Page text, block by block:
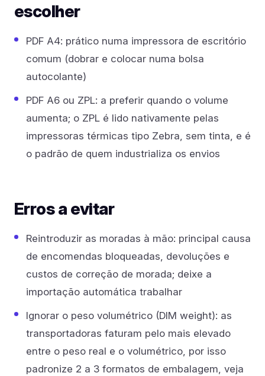
escolher
PDF A4: prático numa impressora de escritório
comum (dobrar e colocar numa bolsa
autocolante)
PDF A6 ou ZPL: a preferir quando o volume
aumenta; o ZPL é lido nativamente pelas
impressoras térmicas tipo Zebra, sem tinta, e é
o padrão de quem industrializa os envios
Erros a evitar
Reintroduzir as moradas à mão: principal causa
de encomendas bloqueadas, devoluções e
custos de correção de morada; deixe a
importação automática trabalhar
Ignorar o peso volumétrico (DIM weight): as
transportadoras faturam pelo mais elevado
entre o peso real e o volumétrico, por isso
padronize 2 a 3 formatos de embalagem, veja